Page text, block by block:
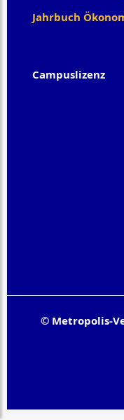
Campuslizenz
Jahrbuch
© Metropolis-